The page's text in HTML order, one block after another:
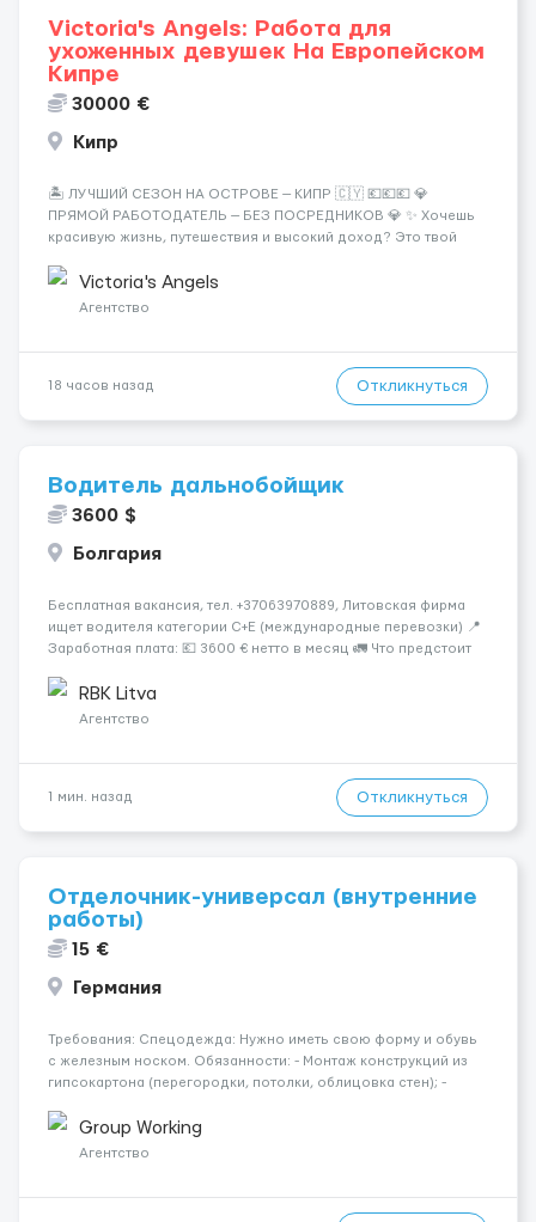
Victoria's Angels: Работа для
ухоженных девушек На Европейском
Кипре
30000 €
Кипр
🏝️ ЛУЧШИЙ СЕЗОН НА ОСТРОВЕ — КИПР 🇨🇾 💶💶💶 💎
ПРЯМОЙ РАБОТОДАТЕЛЬ — БЕЗ ПОСРЕДНИКОВ 💎 ✨ Хочешь
красивую жизнь, путешествия и высокий доход? Это твой
Опытная команда с годами практики — Стабильный поток
клиентов (без ...
Victoria's Angels
Агентство
18 часов назад Откликнуться
Водитель дальнобойщик
3600 $
Болгария
Бесплатная вакансия, тел. +37063970889, Литовская фирма
ищет водителя категории C+E (международные перевозки) 📍
Заработная плата: 💶 3600 € нетто в месяц 🚛 Что предстоит
рефрижераторах. В среднем 400–500 км в день. Погрузки и
разгрузки...
RBK Litva
Агентство
1 мин. назад Откликнуться
Отделочник-универсал (внутренние
работы)
15 €
Германия
Требования: Спецодежда: Нужно иметь свою форму и обувь
с железным носком. Обязанности: - Монтаж конструкций из
гипсокартона (перегородки, потолки, облицовка стен); -
малярных работ (шпатлевка, грунтовка, покраска); -
Штукатурные работы ...
Group Working
Агентство